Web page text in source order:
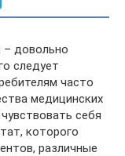
– довольно
следует
часто
медицинских
себя
которого
различные